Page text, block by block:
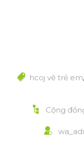
hcoj vẽ trẻ em,
Cộng